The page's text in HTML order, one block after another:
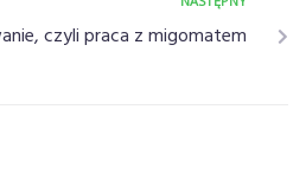
czyli praca z migomatem